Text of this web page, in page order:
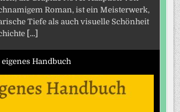
Roman, ist ein Meisterwerk,
Tiefe als auch visuelle Schönheit
[...]
Handbuch